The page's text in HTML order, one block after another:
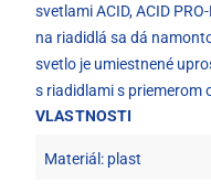
svetlami ACID, ACID
na riadidlá sa dá
svetlo je umiestnené
s riadidlami s priemerom
VLASTNOSTI
Materiál: plast